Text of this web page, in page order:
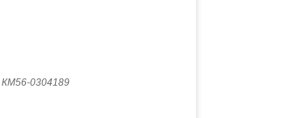
КМ56-0304189